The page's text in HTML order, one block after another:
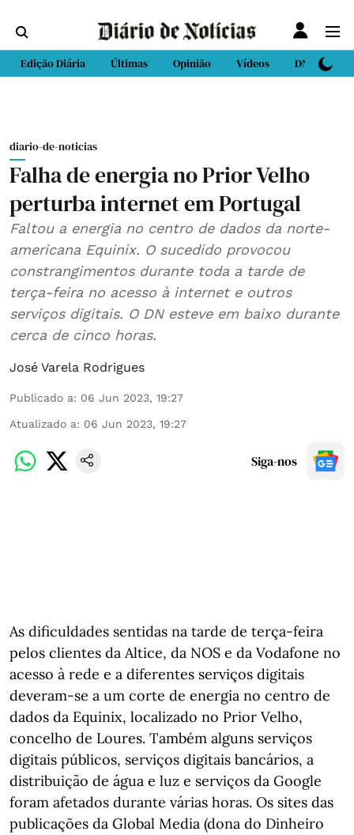
Edição Diária Últimas Opinião Vídeos DN Sport
diario-de-noticias
Falha de energia no Prior Velho
perturba internet em Portugal
Faltou a energia no centro de dados da norte-
americana Equinix. O sucedido provocou
constrangimentos durante toda a tarde de
terça-feira no acesso à internet e outros
serviços digitais. O DN esteve em baixo durante
cerca de cinco horas.
José Varela Rodrigues
Publicado a: 06 Jun 2023, 19:27
Atualizado a: 06 Jun 2023, 19:27
Siga-nos
As dificuldades sentidas na tarde de terça-feira
pelos clientes da Altice, da NOS e da Vodafone no
acesso à rede e a diferentes serviços digitais
deveram-se a um corte de energia no centro de
dados da Equinix, localizado no Prior Velho,
concelho de Loures. Também alguns serviços
digitais públicos, serviços digitais bancários, a
distribuição de água e luz e serviços da Google
foram afetados durante várias horas. Os sites das
publicações da Global Media (dona do Dinheiro